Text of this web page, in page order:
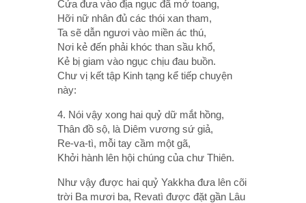
Cửa đưa vào địa ngục đã mở toang,
Hỡi nữ nhân đủ các thói xan tham,
Ta sẽ dẫn ngươi vào miền ác thú,
Nơi kẻ đến phải khóc than sầu khổ,
Kẻ bị giam vào ngục chịu đau buồn.
Chư vị kết tập Kinh tạng kể tiếp chuyện
này:
4. Nói vậy xong hai quỷ dữ mắt hồng,
Thân đồ sộ, là Diêm vương sứ giả,
Re-va-tì, mỗi tay cầm một gã,
Khởi hành lên hội chúng của chư Thiên.
Như vậy được hai quỷ Yakkha đưa lên cõi
trời Ba mươi ba, Revatì được đặt gần Lâu